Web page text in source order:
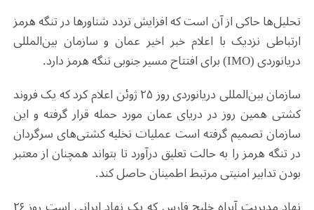
تحلیل‌ها حاکی از آن است که افزایش تردد شناورها در تنگه هرمز
ارتباطی نزدیک با اعلام خبر اخیر عمان و سازمان بین‌المللی
دریانوردی (IMO) برای افتتاح مسیر جنوبی تنگه هرمز دارد.
سازمان بین‌المللی دریانوردی روز ۲۵ ژوئن اعلام کرد که یک فروند
کشتی همین روز در دریای عمان مورد حمله قرار گرفته و این
سازمان تصمیم گرفته است عملیات تخلیه کشتی‌های سرگردان
در تنگه هرمز را به حالت تعلیق درآورد تا بتواند همچنان از معتبر
بودن تدابیر امنیتی مرتبط اطمینان حاصل کند.